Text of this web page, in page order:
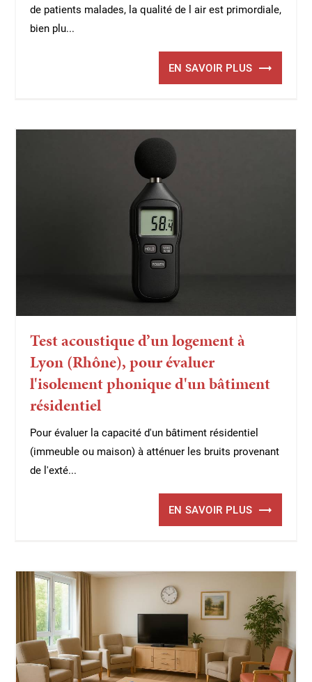
de patients malades, la qualité de l air est primordiale,
bien plu...
EN SAVOIR PLUS
Test acoustique d’un logement à
Lyon (Rhône), pour évaluer
l'isolement phonique d'un bâtiment
résidentiel
Pour évaluer la capacité d'un bâtiment résidentiel
(immeuble ou maison) à atténuer les bruits provenant
de l'exté...
EN SAVOIR PLUS